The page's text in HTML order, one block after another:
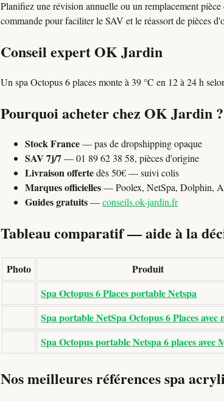
Planifiez une révision annuelle ou un remplacement
commande pour faciliter le SAV et le réassort de pièces
Conseil expert OK Jardin
Un spa Octopus 6 places monte à 39 °C en 12 à 24 h
Pourquoi acheter chez OK Jardin ?
Stock France— pas de dropshipping opaque
SAV 7j/7— 01 89 62 38 58, pièces d'origine
Livraison offertedès 50€ — suivi colis
Marques officielles— Poolex, NetSpa, Dolphin,
Guides gratuits—conseils.ok-jardin.fr
Tableau comparatif — aide à la
Photo Produit
Spa Octopus 6 Places portable Netspa
Spa portable NetSpa Octopus 6 Places avec
Spa Octopus portable Netspa 6 places avec
Nos meilleures références spa